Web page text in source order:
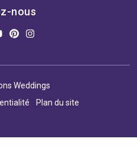
nous
Weddings
Plan du site